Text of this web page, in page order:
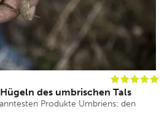
des umbrischen Tals
Produkte Umbriens: den